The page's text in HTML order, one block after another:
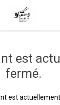
est
fermé.
est